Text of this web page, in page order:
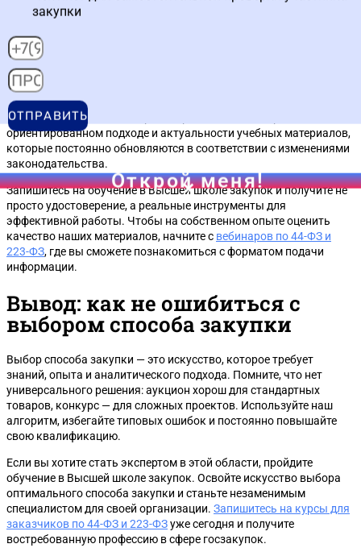
позволяет им уверенно выбирать между аукционом и
Выпускники школы успешно строят карьеру в государственных
учреждениях и коммерческих компаниях, повышают свою
квалификацию или открывают собственный тендерный
консалтинговый бизнес. Доверие к нашему образовательному
центру основано на экспертизе преподавателей, практико-
ориентированном подходе и актуальности учебных материалов,
которые постоянно обновляются в соответствии с изменениями
законодательства.
Запишитесь на обучение в Высшей школе закупок и получите не
просто удостоверение, а реальные инструменты для
эффективной работы. Чтобы на собственном опыте оценить
качество наших материалов, начните с вебинаров по 44-ФЗ и
223-ФЗ, где вы сможете познакомиться с форматом подачи
информации.
Вывод: как не ошибиться с
выбором способа закупки
Выбор способа закупки — это искусство, которое требует
знаний, опыта и аналитического подхода. Помните, что нет
универсального решения: аукцион хорош для стандартных
товаров, конкурс — для сложных проектов. Используйте наш
алгоритм, избегайте типовых ошибок и постоянно повышайте
свою квалификацию.
Если вы хотите стать экспертом в этой области, пройдите
обучение в Высшей школе закупок. Освойте искусство выбора
оптимального способа закупки и станьте незаменимым
специалистом для своей организации. Запишитесь на курсы для
заказчиков по 44-ФЗ и 223-ФЗуже сегодня и получите
востребованную профессию в сфере госзакупок.
закупки
ОТПРАВИТЬ
Открой меня!